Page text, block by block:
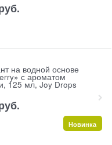
на водной основе
с ароматом
125 мл, Joy Drops
Новинка